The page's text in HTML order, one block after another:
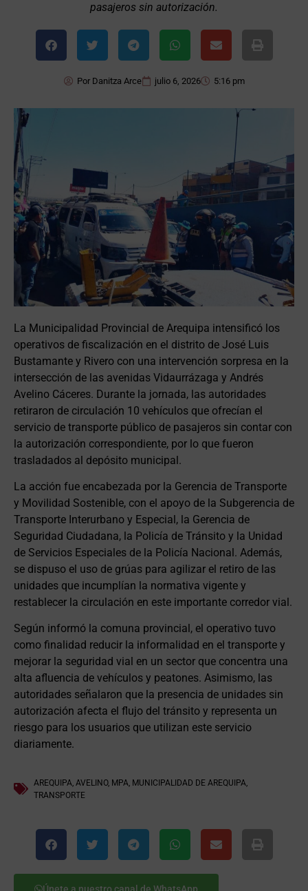
pasajeros sin autorización.
PorDanitza Arce julio 6, 2026 5:16 pm
La Municipalidad Provincial de Arequipa intensificó los
operativos de fiscalización en el distrito de José Luis
Bustamante y Rivero con una intervención sorpresa en la
intersección de las avenidas Vidaurrázaga y Andrés
Avelino Cáceres. Durante la jornada, las autoridades
retiraron de circulación 10 vehículos que ofrecían el
servicio de transporte público de pasajeros sin contar con
la autorización correspondiente, por lo que fueron
trasladados al depósito municipal.
La acción fue encabezada por la Gerencia de Transporte
y Movilidad Sostenible, con el apoyo de la Subgerencia de
Transporte Interurbano y Especial, la Gerencia de
Seguridad Ciudadana, la Policía de Tránsito y la Unidad
de Servicios Especiales de la Policía Nacional. Además,
se dispuso el uso de grúas para agilizar el retiro de las
unidades que incumplían la normativa vigente y
restablecer la circulación en este importante corredor vial.
Según informó la comuna provincial, el operativo tuvo
como finalidad reducir la informalidad en el transporte y
mejorar la seguridad vial en un sector que concentra una
alta afluencia de vehículos y peatones. Asimismo, las
autoridades señalaron que la presencia de unidades sin
autorización afecta el flujo del tránsito y representa un
riesgo para los usuarios que utilizan este servicio
diariamente.
AREQUIPA AVELINO, MPA MUNICIPALIDAD DE AREQUIPA
TRANSPORTE
Únete a nuestro canal de WhatsApp